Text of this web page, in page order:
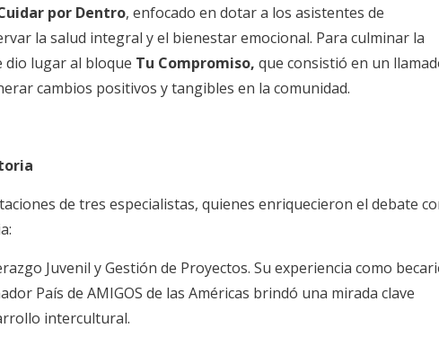
por Dentro, enfocado en dotar a los asistentes de
la salud integral y el bienestar emocional. Para culminar la
dio lugar al bloque Tu Compromiso, que consistió en un
cambios positivos y tangibles en la comunidad.
de tres especialistas, quienes enriquecieron el debate
Juvenil y Gestión de Proyectos. Su experiencia como
País de AMIGOS de las Américas brindó una mirada clave
intercultural.